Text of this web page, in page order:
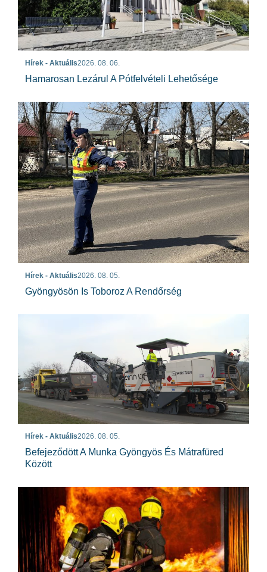
Hírek - Aktuális2026. 08. 06.
Hamarosan Lezárul A Pótfelvételi Lehetősége
Hírek - Aktuális2026. 08. 05.
Gyöngyösön Is Toboroz A Rendőrség
Hírek - Aktuális2026. 08. 05.
Befejeződött A Munka Gyöngyös És Mátrafüred
Között